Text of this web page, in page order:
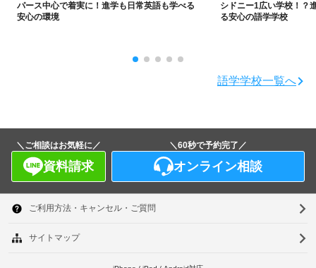
パース中心で着実に！ 進学も日常英語も学べる
安心の環境
シドニー1広い学校！？
る安心の語学学校
語学学校一覧へ
＼ご相談はお気軽に／
資料請求
＼60秒で予約完了／
オンライン相談